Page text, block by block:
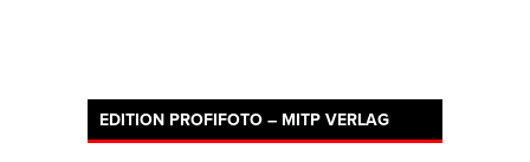
EDITION PROFIFOTO – MITP VERLAG